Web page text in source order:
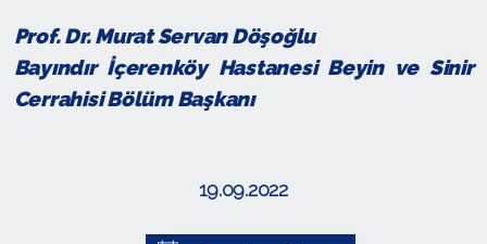
Prof. Dr. Murat Servan Döşoğlu
Bayındır İçerenköy Hastanesi Beyin ve Sinir
Cerrahisi Bölüm Başkanı
19.09.2022